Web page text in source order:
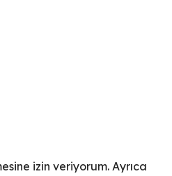
izin veriyorum. Ayrıca